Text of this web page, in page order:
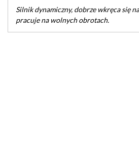
Silnik dynamiczny, dobrze wkręca się
pracuje na wolnych obrotach.